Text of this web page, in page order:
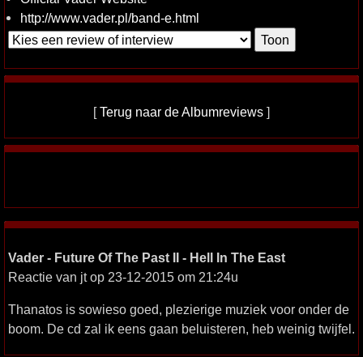
http://www.vader.pl/band-e.html
[Terug naar de Albumreviews ]
Vader - Future Of The Past II - Hell In The East
Reactie van jt op 23-12-2015 om 21:24u
Thanatos is sowieso goed, plezierige muziek voor onder de
boom. De cd zal ik eens gaan beluisteren, heb weinig twijfel.